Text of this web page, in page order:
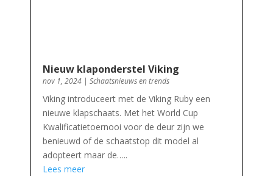
Nieuw klaponderstel Viking
nov 1, 2024| Schaatsnieuws en trends
Viking introduceert met de Viking Ruby een
nieuwe klapschaats. Met het World Cup
Kwalificatietoernooi voor de deur zijn we
benieuwd of de schaatstop dit model al
adopteert maar de…..
Lees meer